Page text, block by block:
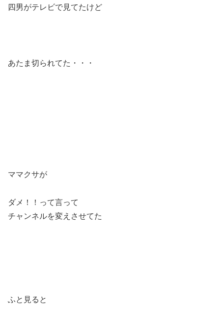
四男がテレビで見てたけど
あたま切られてた・・・
ママクサが
ダメ！！って言って
チャンネルを変えさせてた
ふと見ると